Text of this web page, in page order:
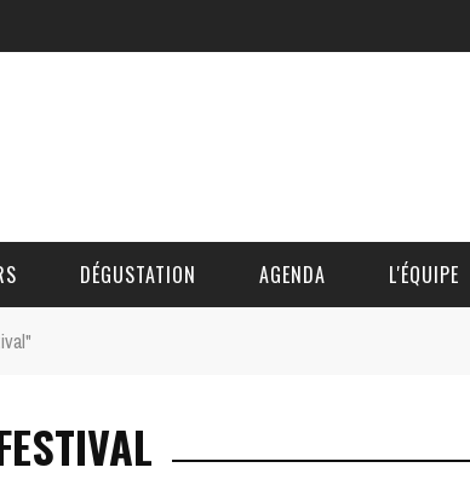
DÉGUSTATION AGENDA L'ÉQUIPE